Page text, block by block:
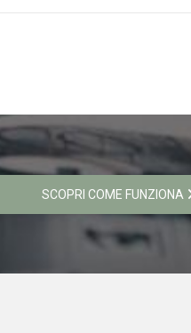
SCOPRI COME FUNZIONA